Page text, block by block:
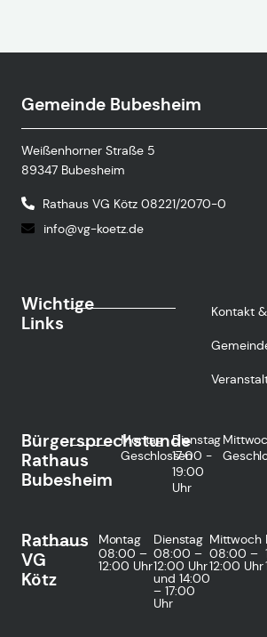
Gemeinde Bubesheim
Weißenhorner Straße 5
89347 Bubesheim
Rathaus VG Kötz 08221/2070-0
info@vg-koetz.de
Wichtige
Links
Kontakt
Bürgersprechstunde
Rathaus
Bubesheim
Montag
Geschlossen
Dienstag
17:00 -
19:00
Uhr
Rathaus
VG
Kötz
Montag
08:00 –
12:00 Uhr
Dienstag
08:00 –
12:00 Uhr
und 14:00
– 17:00
Uhr
Mittwoch
08:00 –
12:00 Uhr